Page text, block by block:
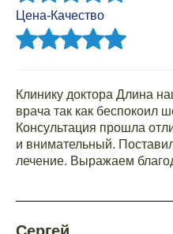
Цена-Качество
Клинику доктора Длина
врача так как беспокоил
Консультация прошла
и внимательный.
лечение. Выражаем